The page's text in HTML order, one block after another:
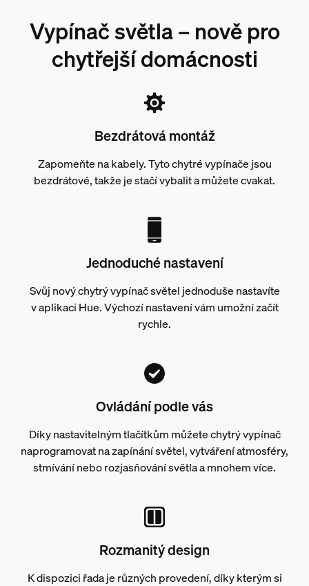
Vypínač světla – nově pro
chytřejší domácnosti
Bezdrátová montáž
Zapomeňte na kabely. Tyto chytré vypínače jsou
bezdrátové, takže je stačí vybalit a můžete cvakat.
Jednoduché nastavení
Svůj nový chytrý vypínač světel jednoduše nastavíte
v aplikaci Hue. Výchozí nastavení vám umožní začít
rychle.
Ovládání podle vás
Díky nastavitelným tlačítkům můžete chytrý vypínač
naprogramovat na zapínání světel, vytváření atmosféry,
stmívání nebo rozjasňování světla a mnohem více.
Rozmanitý design
K dispozici řada je různých provedení, díky kterým si